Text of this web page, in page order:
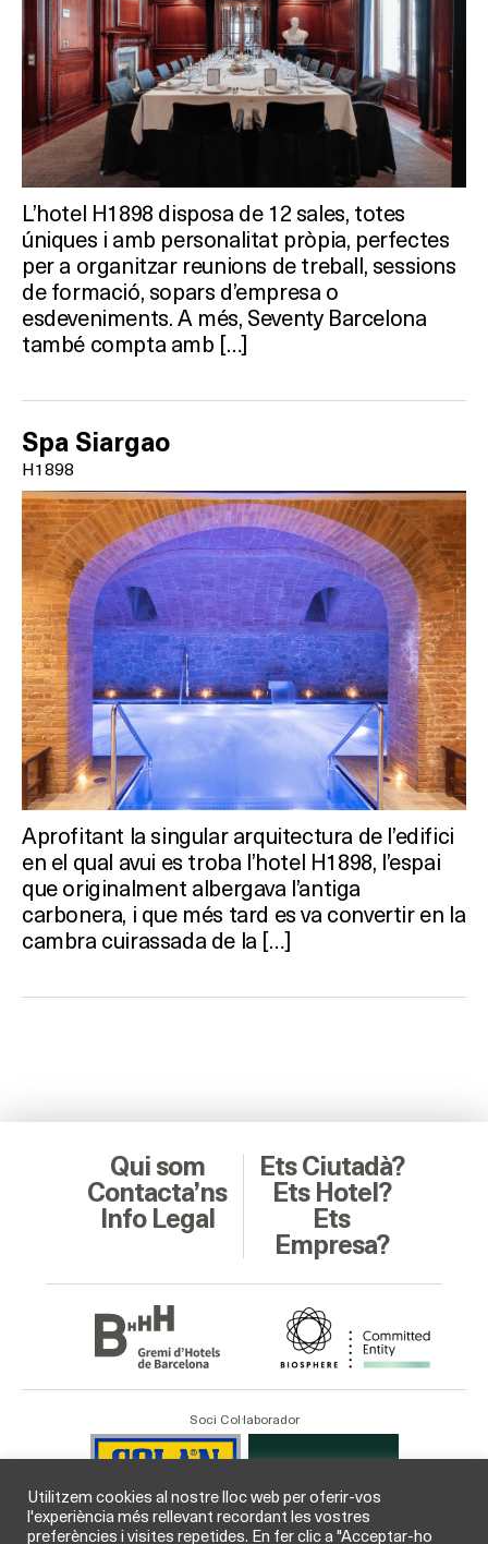
L’hotel H1898 disposa de 12 sales, totes
úniques i amb personalitat pròpia, perfectes
per a organitzar reunions de treball, sessions
de formació, sopars d’empresa o
esdeveniments. A més, Seventy Barcelona
també compta amb […]
Spa Siargao
H1898
Aprofitant la singular arquitectura de l’edifici
en el qual avui es troba l’hotel H1898, l’espai
que originalment albergava l’antiga
carbonera, i que més tard es va convertir en la
cambra cuirassada de la […]
Qui som
Contacta’ns
Info Legal
Ets Ciutadà?
Ets Hotel?
Ets
Empresa?
Soci Col·laborador
Utilitzem cookies al nostre lloc web per oferir-vos
l'experiència més rellevant recordant les vostres
preferències i visites repetides. En fer clic a "Acceptar-ho